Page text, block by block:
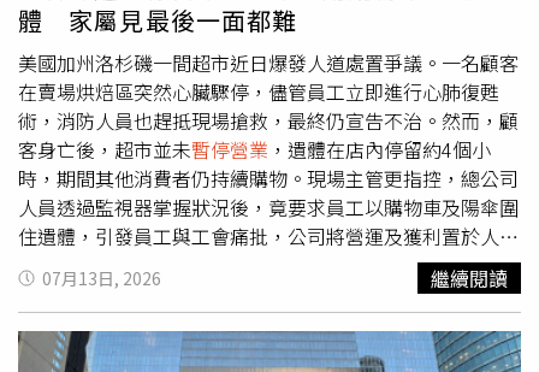
「真的非常可怕，完全沒想到這種事情會發生在自己身
邊。」由於警方將持續進行現場鑑識採證，TSUTAYA佐伯店
已宣布暫停營業，配合後續調查， 目前正釐清嫌犯犯案經
過及是否涉及其他案件。
體 家屬見最後一面都難
美國加州洛杉磯一間超市近日爆發人道處置爭議。一名顧客
在賣場烘焙區突然心臟驟停，儘管員工立即進行心肺復甦
術，消防人員也趕抵現場搶救，最終仍宣告不治。然而，顧
客身亡後，超市並未暫停營業 ，遺體在店內停留約4個小
時，期間其他消費者仍持續購物。現場主管更指控，總公司
人員透過監視器掌握狀況後，竟要求員工以購物車及陽傘圍
住遺體，引發員工與工會痛批，公司將營運及獲利置於人命
與尊嚴之前。Vons超市員工指控，公司要求以購物車及陽
傘圍住死者遺體，其他顧客則照常在賣場購物。（圖／翻攝
自CBS Los Angeles）綜合《CBS Los Angeles》及
《WKRC》報導，事件發生於7月5日晚間，地點位於加州洛
07月13日, 2026 繼續閱讀